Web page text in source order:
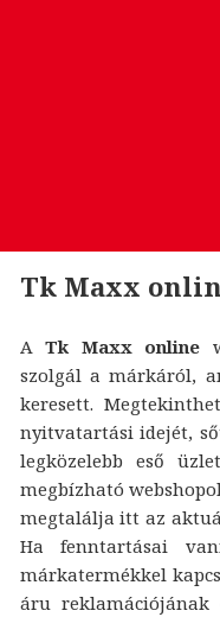
Tk Maxx
ATk Maxx online
szolgál a márkáról,
keresett.
nyitvatartási idejét,
legközelebb eső
megbízható
megtalálja itt az
Ha fenntartásai
márkatermékkel
áru reklamációjának